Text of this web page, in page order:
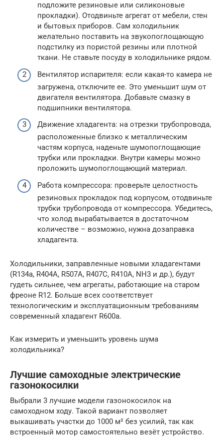
подложите резиновые или силиконовые
прокладки). Отодвиньте агрегат от мебели, стен
и бытовых приборов. Сам холодильник
желательно поставить на звукопоглощающую
подстилку из пористой резины или плотной
ткани. Не ставьте посуду в холодильнике рядом.
Вентилятор испарителя: если какая-то камера не
загружена, отключите ее. Это уменьшит шум от
двигателя вентилятора. Добавьте смазку в
подшипники вентилятора.
Движение хладагента: на отрезки трубопровода,
расположенные близко к металлическим
частям корпуса, наденьте шумопоглощающие
трубки или прокладки. Внутри камеры можно
проложить шумопоглощающий материал.
Работа компрессора: проверьте целостность
резиновых прокладок под корпусом, отодвиньте
трубки трубопровода от компрессора. Убедитесь,
что холод вырабатывается в достаточном
количестве – возможно, нужна дозаправка
хладагента.
Холодильники, заправленные новыми хладагентами
(R134a, R404A, R507A, R407C, R410A, NH3 и др.), будут
гудеть сильнее, чем агрегаты, работающие на старом
фреоне R12. Больше всех соответствует
технологическим и эксплуатационным требованиям
современный хладагент R600a.
Как измерить и уменьшить уровень шума
холодильника?
Лучшие самоходные электрические
газонокосилки
Выбрали 3 лучшие модели газонокосилок на
самоходном ходу. Такой вариант позволяет
выкашивать участки до 1000 м² без усилий, так как
встроенный мотор самостоятельно везёт устройство.